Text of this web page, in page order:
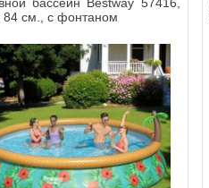
84 см., с фонтаном